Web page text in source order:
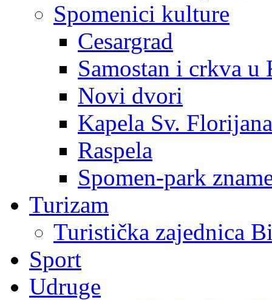
Spomenici kulture
Cesargrad
Samostan i crkva u
Novi dvori
Kapela Sv. Florijana
Raspela
Spomen-park
Turizam
Turistička zajednica
Sport
Udruge